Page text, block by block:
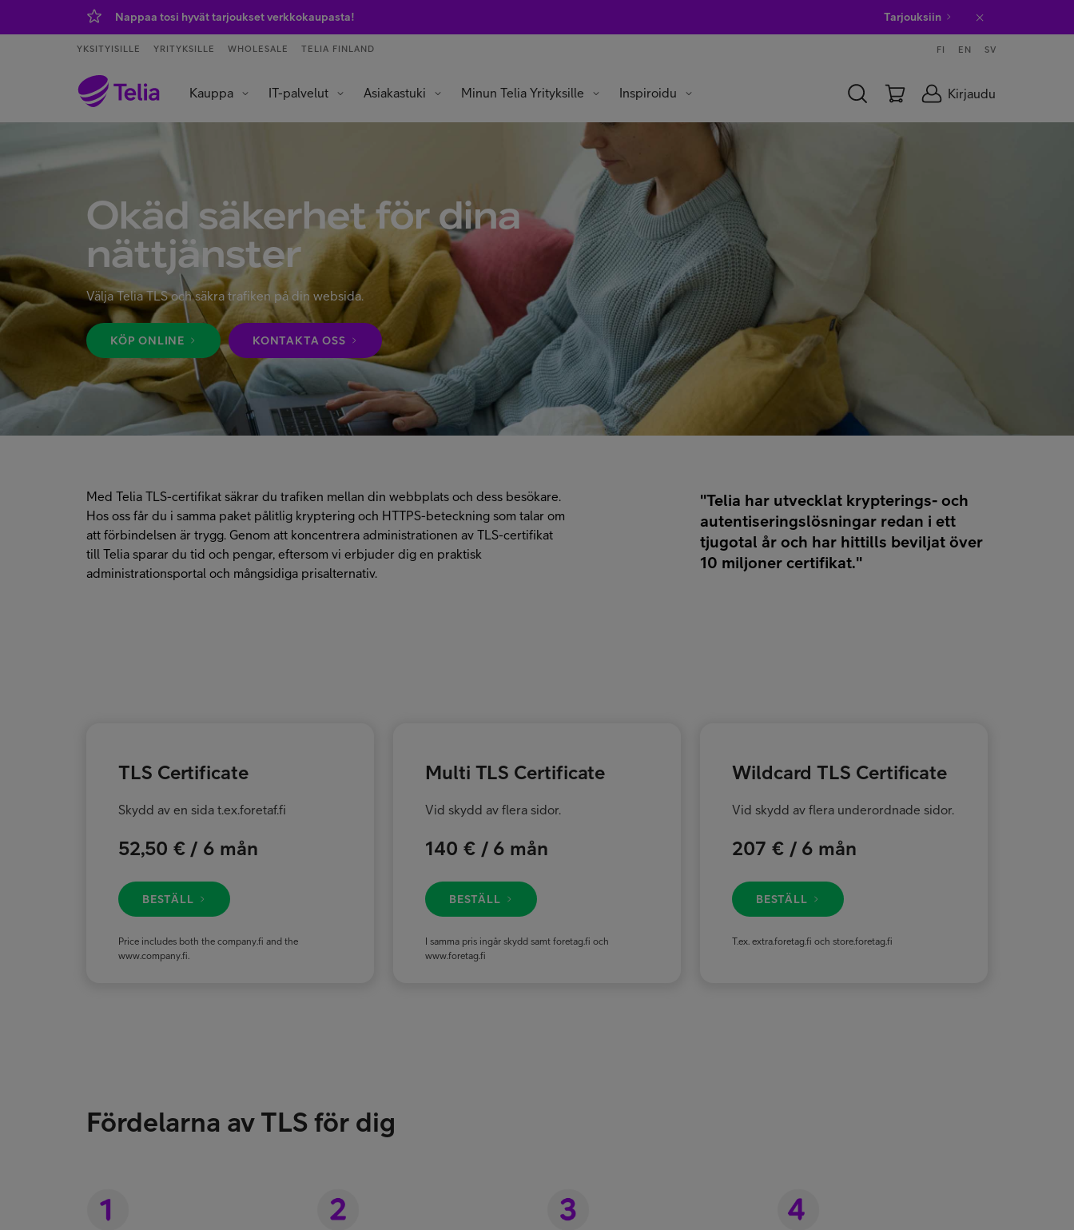
Nappaa tosi hyvät tarjoukset verkkokaupasta! Tarjouksiin
YKSITYISILLE YRITYKSILLE WHOLESALE TELIA FINLAND FI EN SV
Kauppa IT-palvelut Asiakastuki Minun Telia Yrityksille Inspiroidu Kirjaudu
Okäd säkerhet för dina
nättjänster
Välja Telia TLS och säkra trafiken på din websida.
KÖP ONLINE KONTAKTA OSS
Med Telia TLS-certifikat säkrar du trafiken mellan din webbplats och dess besökare.
Hos oss får du i samma paket pålitlig kryptering och HTTPS-beteckning som talar om
att förbindelsen är trygg. Genom att koncentrera administrationen av TLS-certifikat
till Telia sparar du tid och pengar, eftersom vi erbjuder dig en praktisk
administrationsportal och mångsidiga prisalternativ.
"Telia har utvecklat krypterings- och
autentiseringslösningar redan i ett
tjugotal år och har hittills beviljat över
10 miljoner certifikat."
TLS Certificate
Skydd av en sida t.ex.foretaf.fi
52,50 € / 6 mån
BESTÄLL
Price includes both the company.fi and the
www.company.fi.
Multi TLS Certificate
Vid skydd av flera sidor.
140 € / 6 mån
BESTÄLL
I samma pris ingår skydd samt foretag.fi och
www.foretag.fi
Wildcard TLS Certificate
Vid skydd av flera underordnade sidor.
207 € / 6 mån
BESTÄLL
T.ex. extra.foretag.fi och store.foretag.fi
Fördelarna av TLS för dig